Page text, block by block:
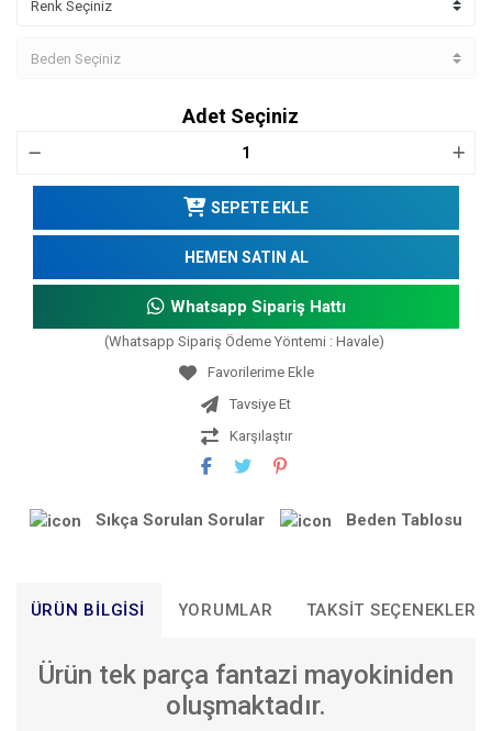
Adet Seçiniz
SEPETE EKLE
HEMEN SATIN AL
Whatsapp Sipariş Hattı
(Whatsapp Sipariş Ödeme Yöntemi : Havale)
Tavsiye Et
Karşılaştır
Sıkça Sorulan Sorular Beden Tablosu
ÜRÜN BILGISI YORUMLAR TAKSIT SEÇENEKLERI
Ürün tek parça fantazi mayokiniden
oluşmaktadır.